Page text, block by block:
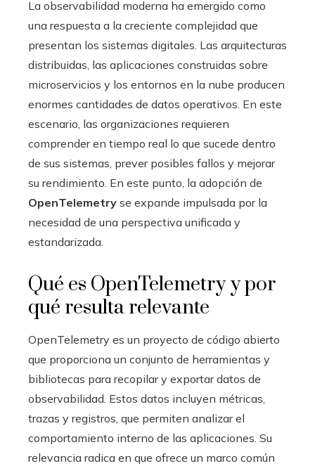
La observabilidad moderna ha emergido como
una respuesta a la creciente complejidad que
presentan los sistemas digitales. Las arquitecturas
distribuidas, las aplicaciones construidas sobre
microservicios y los entornos en la nube producen
enormes cantidades de datos operativos. En este
escenario, las organizaciones requieren
comprender en tiempo real lo que sucede dentro
de sus sistemas, prever posibles fallos y mejorar
su rendimiento. En este punto, la adopción de
OpenTelemetry se expande impulsada por la
necesidad de una perspectiva unificada y
estandarizada.
Qué es OpenTelemetry y por
qué resulta relevante
OpenTelemetry es un proyecto de código abierto
que proporciona un conjunto de herramientas y
bibliotecas para recopilar y exportar datos de
observabilidad. Estos datos incluyen métricas,
trazas y registros, que permiten analizar el
comportamiento interno de las aplicaciones. Su
relevancia radica en que ofrece un marco común